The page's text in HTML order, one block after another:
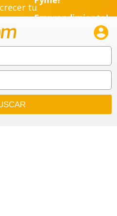
tuEmprendimiento!
